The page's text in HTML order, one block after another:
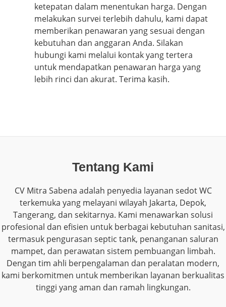
ketepatan dalam menentukan harga. Dengan
melakukan survei terlebih dahulu, kami dapat
memberikan penawaran yang sesuai dengan
kebutuhan dan anggaran Anda. Silakan
hubungi kami melalui kontak yang tertera
untuk mendapatkan penawaran harga yang
lebih rinci dan akurat. Terima kasih.
Tentang Kami
CV Mitra Sabena adalah penyedia layanan sedot WC
terkemuka yang melayani wilayah Jakarta, Depok,
Tangerang, dan sekitarnya. Kami menawarkan solusi
profesional dan efisien untuk berbagai kebutuhan sanitasi,
termasuk pengurasan septic tank, penanganan saluran
mampet, dan perawatan sistem pembuangan limbah.
Dengan tim ahli berpengalaman dan peralatan modern,
kami berkomitmen untuk memberikan layanan berkualitas
tinggi yang aman dan ramah lingkungan.